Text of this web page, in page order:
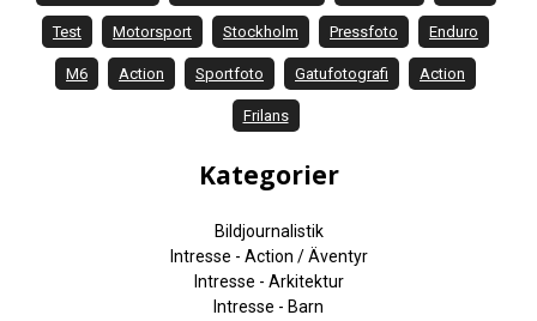
Test Motorsport Stockholm Pressfoto Enduro
M6 Action Sportfoto Gatufotografi Action
Frilans
Kategorier
Bildjournalistik
Intresse - Action / Äventyr
Intresse - Arkitektur
Intresse - Barn